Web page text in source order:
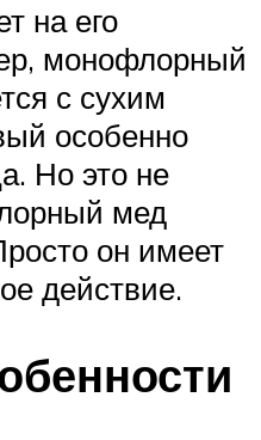
на его
монофлорный
с сухим
особенно
Но это не
мед
он имеет
действие.